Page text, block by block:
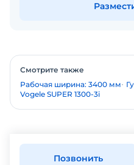
Смотрите также
Рабочая ширина: 3400 мм
Vogele SUPER 1300-3i
Позвонить